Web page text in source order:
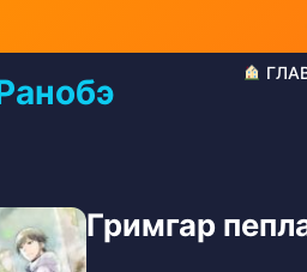
Гримгар